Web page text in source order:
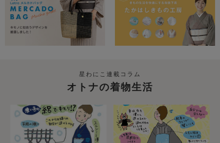
星わにこ連載コラム
オトナの着物生活